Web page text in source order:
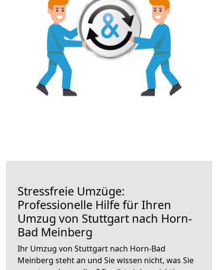
Stressfreie Umzüge:
Professionelle Hilfe für Ihren
Umzug von Stuttgart nach Horn-
Bad Meinberg
Ihr Umzug von Stuttgart nach Horn-Bad
Meinberg steht an und Sie wissen nicht, was Sie